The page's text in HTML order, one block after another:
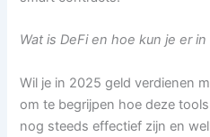
Wat is DeFi en hoe kun je er
Wil je in 2025 geld verdienen
om te begrijpen hoe deze
nog steeds effectief zijn en